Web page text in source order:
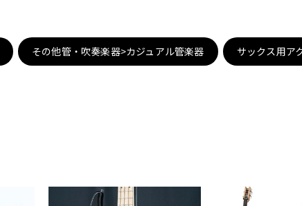
その他管・吹奏楽器>カジュアル管楽器 サックス用ア